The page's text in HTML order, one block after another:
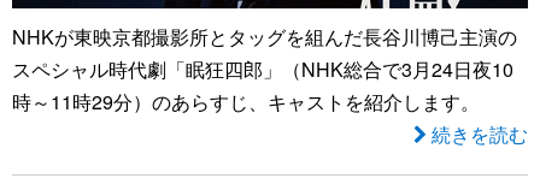
NHKが東映京都撮影所とタッグを組んだ長谷川博己主演の
スペシャル時代劇「眠狂四郎」（NHK総合で3月24日夜10
時～11時29分）のあらすじ、キャストを紹介します。
続きを読む